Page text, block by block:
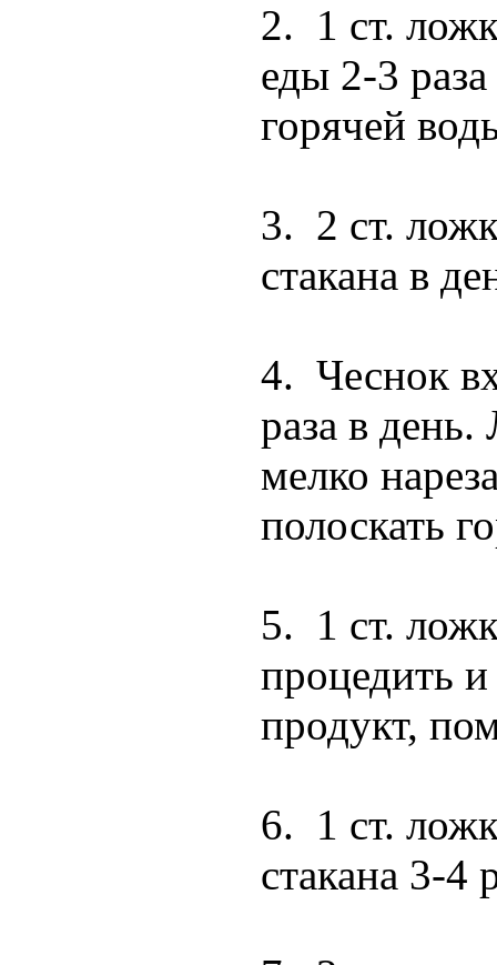
2. 1 ст.
еды 2-3
горячей
3. 2 ст.
стакана в
4. Чеснок
раза в
мелко
полоскать
5. 1 ст.
процедить
продукт,
6. 1 ст.
стакана 3-4